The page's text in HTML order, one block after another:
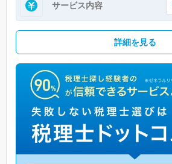
サービス内容
詳細を見る